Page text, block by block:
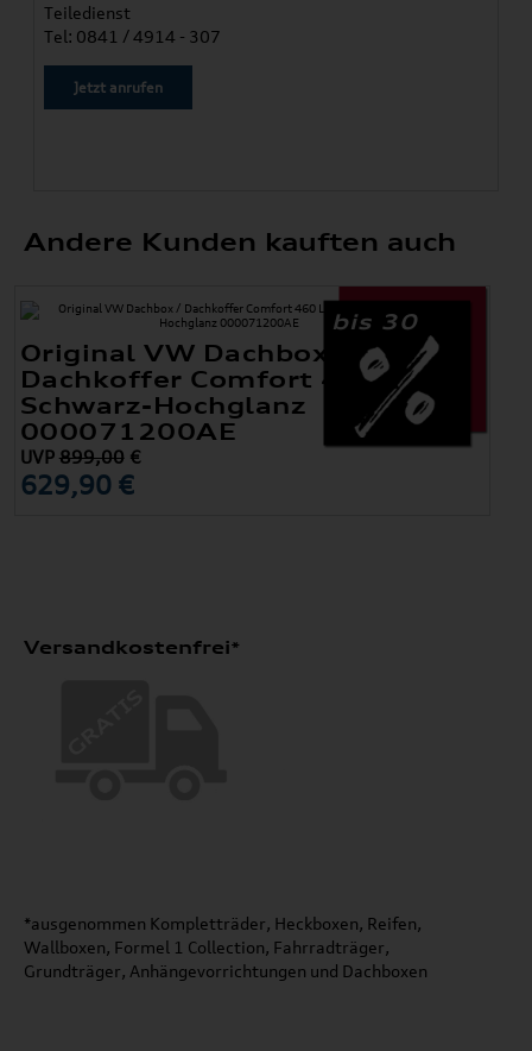
Teiledienst
Tel: 0841 / 4914 - 307
Jetzt anrufen
Andere Kunden kauften auch
bis 30
Original VW Dachbox /
Dachkoffer Comfort 460 Liter,
Schwarz-Hochglanz
000071200AE
UVP 899,00€
629,90 €
Versandkostenfrei*
*ausgenommen Kompletträder, Heckboxen, Reifen,
Wallboxen, Formel 1 Collection, Fahrradträger,
Grundträger, Anhängevorrichtungen und Dachboxen